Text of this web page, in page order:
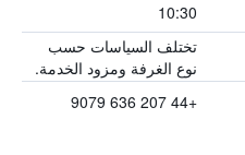
10:30
تختلف السياسات حسب
نوع الغرفة ومزود الخدمة.
+44 207 636 9079